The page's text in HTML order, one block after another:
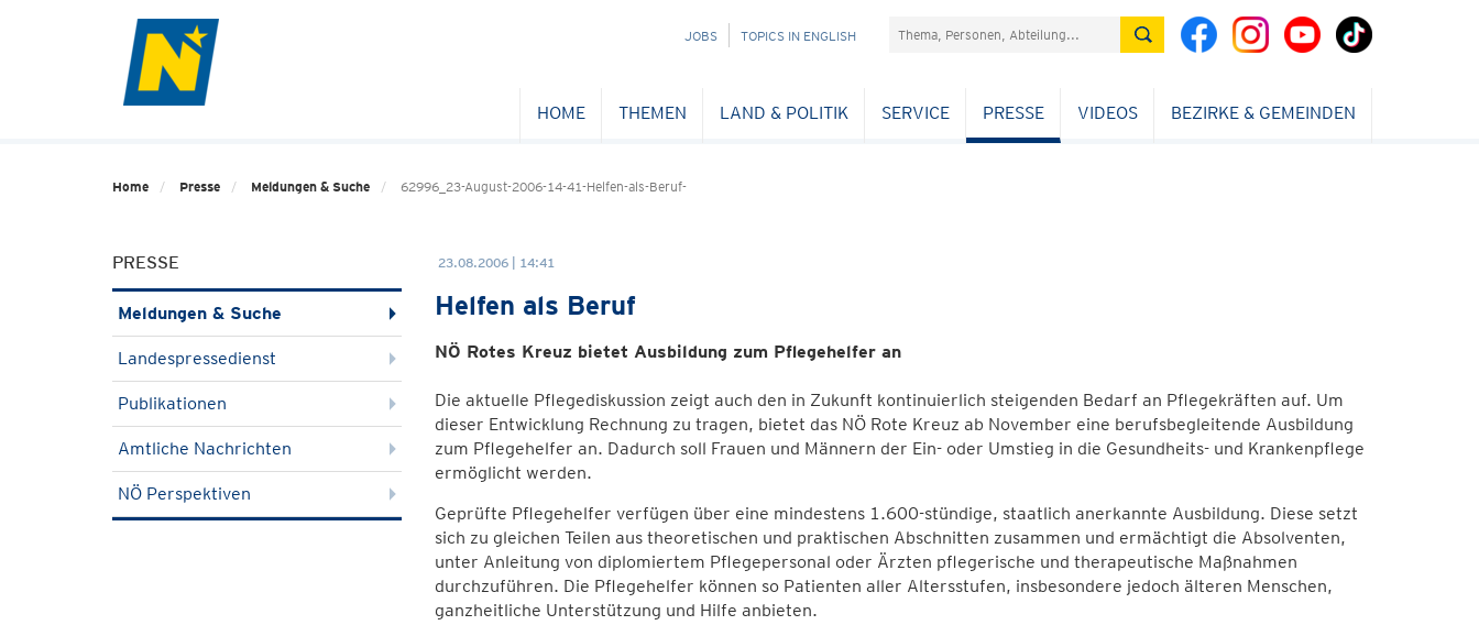
NAVIGATION
JOBS TOPICS IN ENGLISH Suchefeld
HOME THEMEN LAND & POLITIK SERVICE PRESSE VIDEOS BEZIRKE & GEMEINDEN
Home Presse Meldungen & Suche 62996_23-August-2006-14-41-Helfen-als-Beruf-
PRESSE
Meldungen & Suche
Landespressedienst
Publikationen
Amtliche Nachrichten
NÖ Perspektiven
23.08.2006 | 14:41
Helfen als Beruf
NÖ Rotes Kreuz bietet Ausbildung zum Pflegehelfer an
Die aktuelle Pflegediskussion zeigt auch den in Zukunft kontinuierlich steigenden Bedarf an Pflegekräften auf. Um
dieser Entwicklung Rechnung zu tragen, bietet das NÖ Rote Kreuz ab November eine berufsbegleitende Ausbildung
zum Pflegehelfer an. Dadurch soll Frauen und Männern der Ein- oder Umstieg in die Gesundheits- und Krankenpflege
ermöglicht werden.
Geprüfte Pflegehelfer verfügen über eine mindestens 1.600-stündige, staatlich anerkannte Ausbildung. Diese setzt
sich zu gleichen Teilen aus theoretischen und praktischen Abschnitten zusammen und ermächtigt die Absolventen,
unter Anleitung von diplomiertem Pflegepersonal oder Ärzten pflegerische und therapeutische Maßnahmen
durchzuführen. Die Pflegehelfer können so Patienten aller Altersstufen, insbesondere jedoch älteren Menschen,
ganzheitliche Unterstützung und Hilfe anbieten.